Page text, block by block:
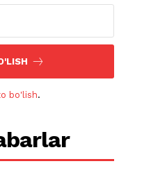
bo'lish.